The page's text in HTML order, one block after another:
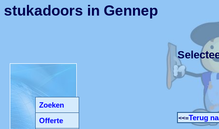
Zoeken
Offerte
stukadoors in Gennep
<<=Terug